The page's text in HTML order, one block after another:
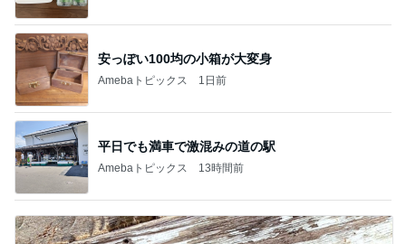
安っぽい100均の小箱が大変身
Amebaトピックス 1日前
平日でも満車で激混みの道の駅
Amebaトピックス 13時間前